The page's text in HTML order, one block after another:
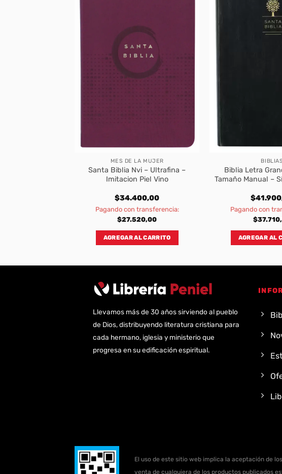
MES DE LA MUJER
Santa Biblia Nvi – Ultrafina –
Imitacion Piel Vino
$34.400,00
Pagando con transferencia:
$27.520,00
AGREGAR AL CARRITO
BIBLIAS
Biblia Letra
Tamaño Manual –
$
Pagando con
$
AGREGAR AL
Llevamos más de 30 años sirviendo al pueblo
de Dios, distribuyendo literatura cristiana para
cada hermano, iglesia y ministerio que
progresa en su edificación espiritual.
El uso de este sitio web implica la aceptación de
venta de cualquiera de los productos publicados